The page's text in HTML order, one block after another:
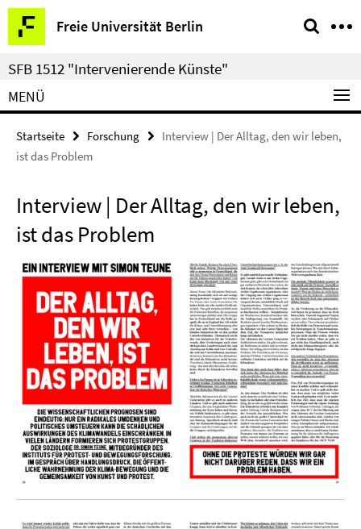
Springe
direkt
zu
Inhalt
Freie Universität Berlin
Service-
Navigation
SFB 1512 "Intervenierende Künste"
MENÜ
Startseite Forschung
Interview | Der Alltag, den wir leben,
ist das Problem
Interview | Der Alltag, den wir leben,
ist das Problem